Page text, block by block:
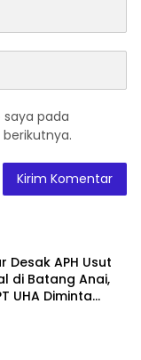
pada
Desak APH Usut
di Batang Anai,
UHA Diminta